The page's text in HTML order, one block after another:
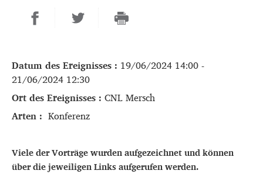
Datum des Ereignisses : 19/06/2024 14:00 -
21/06/2024 12:30
Ort des Ereignisses : CNL Mersch
Arten : Konferenz
Viele der Vorträge wurden aufgezeichnet und können
über die jeweiligen Links aufgerufen werden.